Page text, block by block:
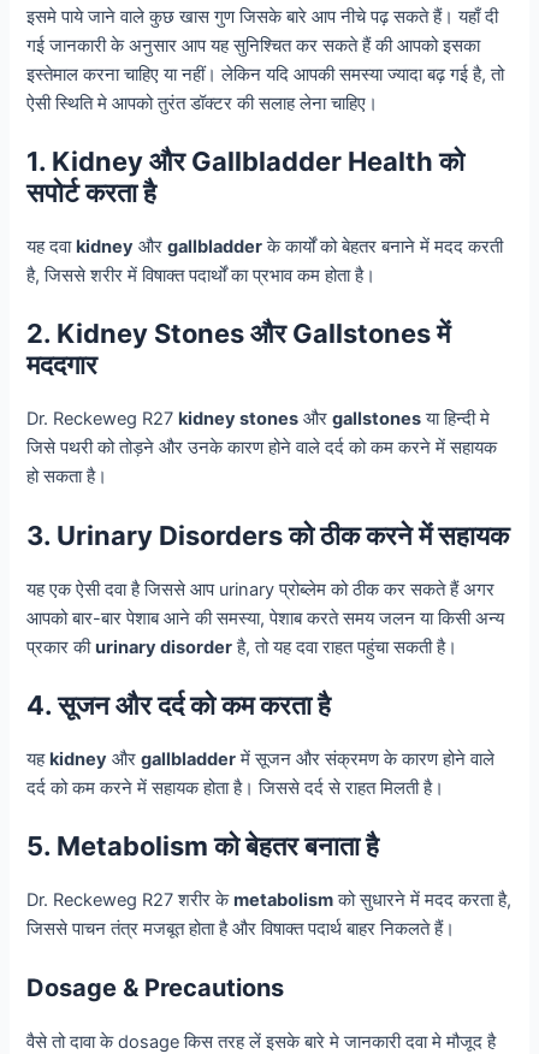
इसमे पाये जाने वाले कुछ खास गुण जिसके बारे आप नीचे पढ़ सकते हैं। यहाँ दी
गई जानकारी के अनुसार आप यह सुनिश्चित कर सकते हैं की आपको इसका
इस्तेमाल करना चाहिए या नहीं। लेकिन यदि आपकी समस्या ज्यादा बढ़ गई है, तो
ऐसी स्थिति मे आपको तुरंत डॉक्टर की सलाह लेना चाहिए।
1. Kidney और Gallbladder Health को
सपोर्ट करता है
यह दवाkidney औरgallbladderके कार्यों को बेहतर बनाने में मदद करती
है, जिससे शरीर में विषाक्त पदार्थों का प्रभाव कम होता है।
2. Kidney Stones और Gallstones में
मददगार
Dr. Reckeweg R27 kidney stones औरgallstonesया हिन्दी मे
जिसे पथरी को तोड़ने और उनके कारण होने वाले दर्द को कम करने में सहायक
हो सकता है।
3. Urinary Disorders को ठीक करने में सहायक
यह एक ऐसी दवा है जिससे आप urinary प्रोब्लेम को ठीक कर सकते हैं अगर
आपको बार-बार पेशाब आने की समस्या, पेशाब करते समय जलन या किसी अन्य
प्रकार कीurinary disorderहै, तो यह दवा राहत पहुंचा सकती है।
4. सूजन और दर्द को कम करता है
यहkidney औरgallbladderमें सूजन और संक्रमण के कारण होने वाले
दर्द को कम करने में सहायक होता है। जिससे दर्द से राहत मिलती है।
5. Metabolism को बेहतर बनाता है
Dr. Reckeweg R27 शरीर केmetabolismको सुधारने में मदद करता है,
जिससे पाचन तंत्र मजबूत होता है और विषाक्त पदार्थ बाहर निकलते हैं।
Dosage & Precautions
वैसे तो दावा के dosage किस तरह लें इसके बारे मे जानकारी दवा मे मौजूद है